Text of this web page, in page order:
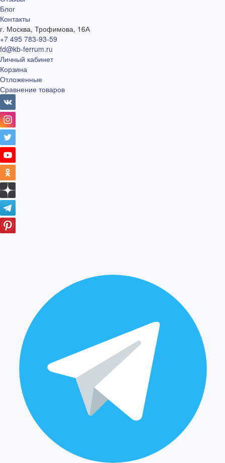
Блог
Контакты
г. Москва, Трофимова, 16А
+7 495 783-93-59
fd@kb-ferrum.ru
Личный кабинет
Корзина
Отложенные
Сравнение товаров